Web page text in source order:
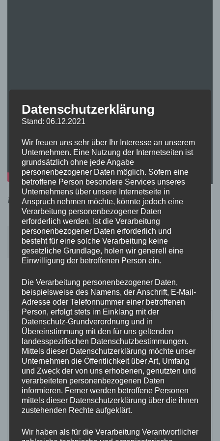
Erste Veröffentlichung: Donnerstag, 11. November 2021
#FOTOMEETSVIDEO #podcast #videography #fotography #pfalz
#badenwürttemberg #karlsruhe #students #karlsruhestudent #blog #blogger
#podcastlover #studentenpodcast #laberpodcast
Momo
Hey! Willkommen auf meinem Blog. Ich bin 26 und
Datenschutzerklärung
Stand: 06.12.2021
Wir freuen uns sehr über Ihr Interesse an unserem
Unternehmen. Eine Nutzung der Internetseiten ist
grundsätzlich ohne jede Angabe
personenbezogener Daten möglich. Sofern eine
betroffene Person besondere Services unseres
Unternehmens über unsere Internetseite in
Anspruch nehmen möchte, könnte jedoch eine
Verarbeitung personenbezogener Daten
erforderlich werden. Ist die Verarbeitung
personenbezogener Daten erforderlich und
besteht für eine solche Verarbeitung keine
gesetzliche Grundlage, holen wir generell eine
Einwilligung der betroffenen Person ein.
Die Verarbeitung personenbezogener Daten,
beispielsweise des Namens, der Anschrift, E-Mail-
Adresse oder Telefonnummer einer betroffenen
Person, erfolgt stets im Einklang mit der
Datenschutz-Grundverordnung und in
Übereinstimmung mit den für uns geltenden
landesspezifischen Datenschutzbestimmungen.
Mittels dieser Datenschutzerklärung möchte unser
Unternehmen die Öffentlichkeit über Art, Umfang
und Zweck der von uns erhobenen, genutzten und
verarbeiteten personenbezogenen Daten
informieren. Ferner werden betroffene Personen
mittels dieser Datenschutzerklärung über die ihnen
zustehenden Rechte aufgeklärt.
Wir haben als für die Verarbeitung Verantwortlicher